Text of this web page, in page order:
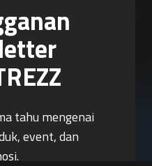
tahu mengenai
event, dan